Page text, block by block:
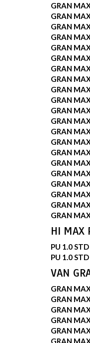
GRAN
GRAN
GRAN
GRAN
GRAN
GRAN
GRAN
GRAN
GRAN
GRAN
GRAN
GRAN
GRAN
GRAN
GRAN
GRAN
GRAN
GRAN
GRAN
GRAN
GRAN
HI MAX
PU 1.0
PU 1.0
VAN
GRAN
GRAN
GRAN
GRAN
GRAN
GRAN